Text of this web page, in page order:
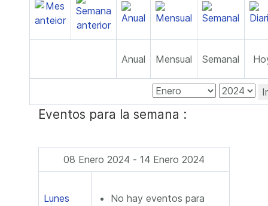
Anual Mensual Semanal
Eventos para la semana :
08 Enero 2024 - 14 Enero 2024
Lunes
No hay eventos para